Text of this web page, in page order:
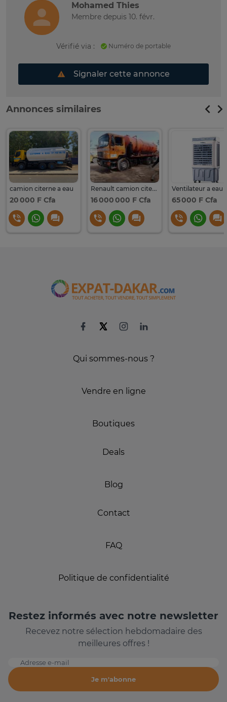
Mohamed Thies
Membre depuis 10. févr.
Vérifié via : Numéro de portable
Signaler cette annonce
Annonces similaires
camion citerne a eau
20 000 F Cfa
Renault camion citerne 6 roues orange liquide industriel
16 000 000 F Cfa 65 000 F Cfa
Qui sommes-nous ?
Vendre en ligne
Boutiques
Deals
Blog
Contact
FAQ
Politique de confidentialité
Restez informés avec notre newsletter
Recevez notre sélection hebdomadaire des
meilleures offres !
Adresse e-mail
Je m'abonne